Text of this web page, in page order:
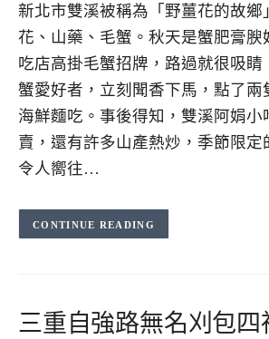
新北市雙溪被稱為「野薑花的故鄉
花、山藥、毛蟹。秋天是蟹肥膏腴
吃店高掛毛蟹招牌，路過就很吸睛
蟹愛好者，立刻聞香下馬，點了兩
海鮮麵吃。事後得知，雙溪阿娟小
賣，還有許多山產熱炒，季節限定
令人嚮往…
CONTINUE READING
三重自強路無名刈包四